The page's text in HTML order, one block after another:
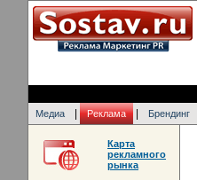
Медиа Реклама Брендинг
Карта
рекламного
рынка